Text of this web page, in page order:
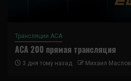
Трансляции ACA
ACA 200 прямая трансляция
3 дня тому назад Михаил Маслов